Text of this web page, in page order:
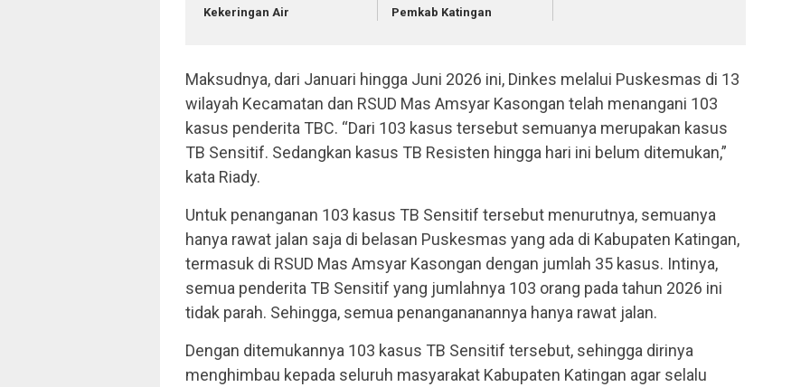
Kekeringan Air
Pemkab Katingan
Maksudnya, dari Januari hingga Juni 2026 ini, Dinkes melalui Puskesmas di 13
wilayah Kecamatan dan RSUD Mas Amsyar Kasongan telah menangani 103
kasus penderita TBC. “Dari 103 kasus tersebut semuanya merupakan kasus
TB Sensitif. Sedangkan kasus TB Resisten hingga hari ini belum ditemukan,”
kata Riady.
Untuk penanganan 103 kasus TB Sensitif tersebut menurutnya, semuanya
hanya rawat jalan saja di belasan Puskesmas yang ada di Kabupaten Katingan,
termasuk di RSUD Mas Amsyar Kasongan dengan jumlah 35 kasus. Intinya,
semua penderita TB Sensitif yang jumlahnya 103 orang pada tahun 2026 ini
tidak parah. Sehingga, semua penangananannya hanya rawat jalan.
Dengan ditemukannya 103 kasus TB Sensitif tersebut, sehingga dirinya
menghimbau kepada seluruh masyarakat Kabupaten Katingan agar selalu